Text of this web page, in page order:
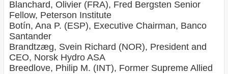
Blanchard, Olivier (FRA), Fred Bergsten Senior
Fellow, Peterson Institute
Botín, Ana P. (ESP), Executive Chairman, Banco
Santander
Brandtzæg, Svein Richard (NOR), President and
CEO, Norsk Hydro ASA
Breedlove, Philip M. (INT), Former Supreme Allied